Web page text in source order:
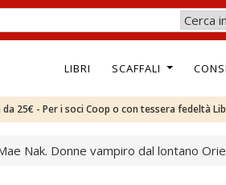
LIBRI SCAFFALI
25€ - Per i soci Coop o con tessera fedeltà
Nak. Donne vampiro dal lontano